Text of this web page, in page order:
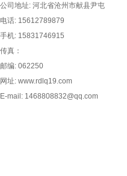
公司地址: 河北省沧州市献县尹屯
电话: 15612789879
手机: 15831746915
传真：
邮编: 062250
网址: www.rdlq19.com
E-mail: 1468808832@qq.com